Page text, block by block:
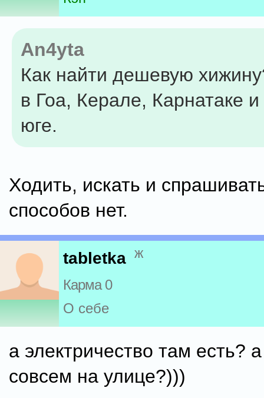
An4yta
Как найти дешевую
в Гоа, Керале, Карнатаке
юге.
Ходить, искать и
способов нет.
tabletka ж
Карма 0
О себе
а электричество там есть?
совсем на улице?)))